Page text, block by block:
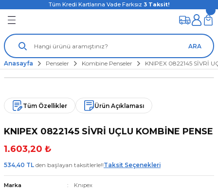
Tüm Kredi Kartlarına Vade Farksız 3 Taksit!
ARA
Anasayfa Penseler Kombine Penseler KNIPEX 0822145 SİVRİ
Tüm Özellikler Ürün Açıklaması
KNIPEX 0822145 SİVRİ UÇLU KOMBİNE PENSE
1.603,20 ₺
534,40 TL den başlayan taksitlerle!!Taksit Seçenekleri
Marka Knıpex